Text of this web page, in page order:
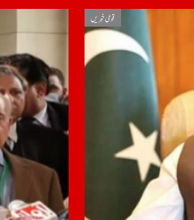
قومی خبریں